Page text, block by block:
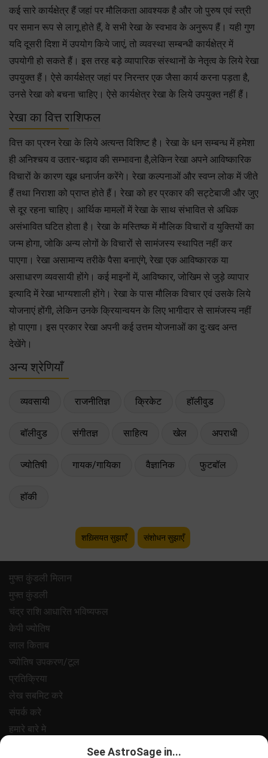
कई सारे कार्यक्षेत्र हैं जहां पर मौलिकता आवश्यक है और जो पुरुष एवं स्त्री
पर समान रूप से लागू होते हैं, वे सभी रेखा के स्वभाव के अनुरूप हैं। यही गुण
यदि दूसरी दिशा में उपयोग किये जाएं, तो व्यवस्था सम्बन्धी कार्यक्षेत्र में
उपयोगी हो सकते हैं। इस तरह बड़े व्यापारिक संस्थानों के नेतृत्व के लिये रेखा
उपयुक्त हैं। ऐसे कार्यक्षेत्र जहां पर निरन्तर एक जैसा कार्य करना पड़ता है,
उनसे रेखा को बचना चाहिए। ऐसे कार्यक्षेत्र रेखा के लिये उपयुक्त नहीं हैं।
रेखा का वित्त राशिफल
वित्त का प्रश्न रेखा के लिये अत्यन्त विशिष्ट है। रेखा के धन सम्बन्ध में हमेशा
ही अनिश्चय व उतार-चढ़ाव की सम्भावना है,लेकिन रेखा अपने आविष्कारिक
विचारों के कारण खूब धनार्जन करेंगे। रेखा कल्पनाओं और स्वप्न लोक में जीते
हैं तथा निराशा को प्राप्त होते हैं। रेखा को हर प्रकार की सट्टेबाजी और जुए
से दूर रहना चाहिए। आर्थिक मामलों में रेखा के साथ संभावित से अधिक
असंभावित घटित होता है। रेखा के मस्तिष्क में मौलिक विचारों व युक्तियों का
जन्म होगा, जोकि अन्य लोगों के विचारों से सामंजस्य स्थापित नहीं कर
पाएगा। रेखा असामान्य तरीके पैसा बनाएंगे, रेखा एक आविष्कारक या
असाधारण व्यवसायी होंगे। कई माइनों में, आविष्कार, जोखिम से जुड़े व्यापार
इत्यादि में रेखा भाग्यशाली होंगे। रेखा के पास मौलिक विचार एवं उसके लिये
योजनाएं होंगी, लेकिन उनके क्रियान्वयन के लिए भागीदार से सामंजस्य नहीं
हो पाएगा। इस प्रकार रेखा अपनी कई उत्तम योजनाओं का दुःखद अन्त
देखेंगे।
अन्य श्रेणियाँ
व्यवसायी राजनीतिज्ञ क्रिकेट हॉलीवुड
बॉलीवुड संगीतज्ञ साहित्य खेल अपराधी
ज्योतिषी गायक/गायिका वैज्ञानिक फुटबॉल
हॉकी
शख़्सियत सुझाएँ संशोधन सुझाएँ
मुफ्त कुंडली मिलान
मुफ्त कुंडली
चंद्र राशि आधारित भविष्यफल
केपी ज्योतिष
लाल किताब
ज्योतिष उपकरण/टूल
प्रतिक्रिया
लेख सबमिट करे
संपर्क करे
हमारे बारे मे
See AstroSage in...